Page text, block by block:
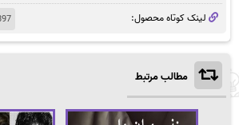
لینک کوتاه محصول:
مطالب مرتبط